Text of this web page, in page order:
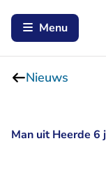
Menu
Nieuws
Man uit Heerde 6